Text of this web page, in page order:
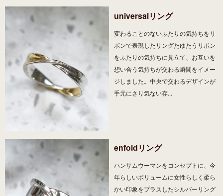
universalリング
変わることのないふたりの気持ちをリ
ボンで表現したリングたゆたうリボン
をふたりの気持ちに見立て、お互いを
想い合う気持ちが交わる瞬間をイメー
ジしました。中央で交わるデザインが
手元にさり気ない存...
enfoldリング
ハンサムウーマンをコンセプトに、今
年らしいボリュームに女性らしく柔ら
かい印象をプラスしたシルバーリング